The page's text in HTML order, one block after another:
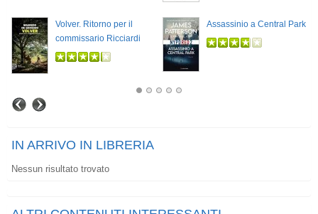
Volver. Ritorno per il
commissario Ricciardi
Assassinio a Central Park
IN ARRIVO IN LIBRERIA
Nessun risultato trovato